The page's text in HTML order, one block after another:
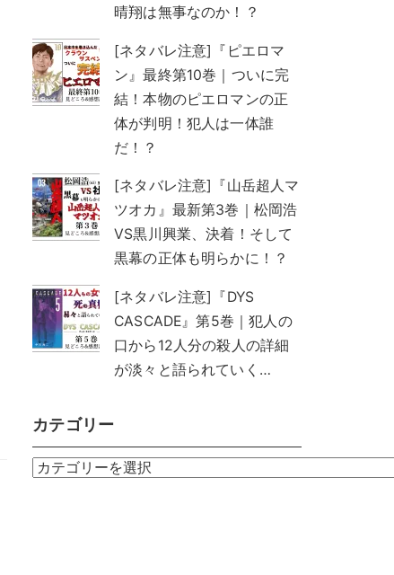
晴翔は無事なのか！？
[ネタバレ注意]『ピエロマ
ン』最終第10巻｜ついに完
結！本物のピエロマンの正
体が判明！犯人は一体誰
だ！？
[ネタバレ注意]『山岳超人マ
ツオカ』最新第3巻｜松岡浩
VS黒川興業、決着！そして
黒幕の正体も明らかに！？
[ネタバレ注意]『DYS
CASCADE』第5巻｜犯人の
口から12人分の殺人の詳細
が淡々と語られていく…
カテゴリー
カ